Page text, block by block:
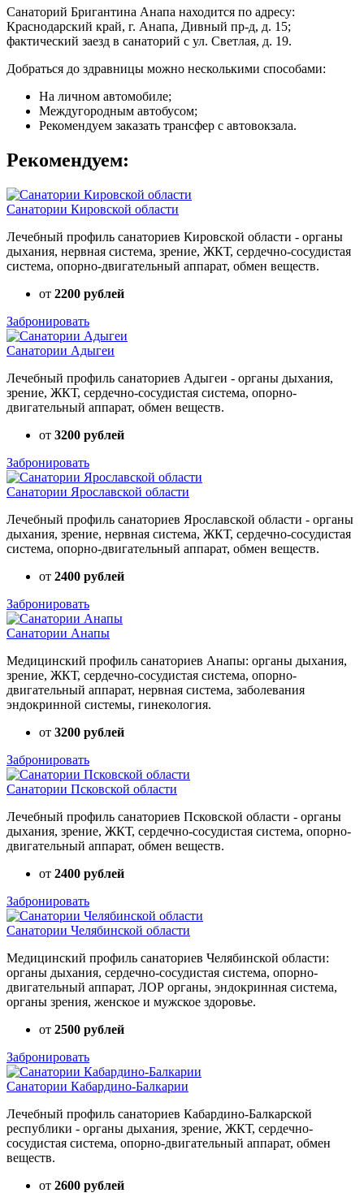
Санаторий Бригантина Анапа находится по адресу:
Краснодарский край, г. Анапа, Дивный пр-д, д. 15;
фактический заезд в санаторий с ул. Светлая, д. 19.
Добраться до здравницы можно несколькими способами:
На личном автомобиле;
Междугородным автобусом;
Рекомендуем заказать трансфер с автовокзала.
Рекомендуем:
Санатории Кировской области
Лечебный профиль санаториев Кировской области - органы
дыхания, нервная система, зрение, ЖКТ, сердечно-сосудистая
система, опорно-двигательный аппарат, обмен веществ.
от 2200 рублей
Забронировать
Санатории Адыгеи
Лечебный профиль санаториев Адыгеи - органы дыхания,
зрение, ЖКТ, сердечно-сосудистая система, опорно-
двигательный аппарат, обмен веществ.
от 3200 рублей
Забронировать
Санатории Ярославской области
Лечебный профиль санаториев Ярославской области - органы
дыхания, зрение, нервная система, ЖКТ, сердечно-сосудистая
система, опорно-двигательный аппарат, обмен веществ.
от 2400 рублей
Забронировать
Санатории Анапы
Медицинский профиль санаториев Анапы: органы дыхания,
зрение, ЖКТ, сердечно-сосудистая система, опорно-
двигательный аппарат, нервная система, заболевания
эндокринной системы, гинекология.
от 3200 рублей
Забронировать
Санатории Псковской области
Лечебный профиль санаториев Псковской области - органы
дыхания, зрение, ЖКТ, сердечно-сосудистая система, опорно-
двигательный аппарат, обмен веществ.
от 2400 рублей
Забронировать
Санатории Челябинской области
Медицинский профиль санаториев Челябинской области:
органы дыхания, сердечно-сосудистая система, опорно-
двигательный аппарат, ЛОР органы, эндокринная система,
органы зрения, женское и мужское здоровье.
от 2500 рублей
Забронировать
Санатории Кабардино-Балкарии
Лечебный профиль санаториев Кабардино-Балкарской
республики - органы дыхания, зрение, ЖКТ, сердечно-
сосудистая система, опорно-двигательный аппарат, обмен
веществ.
от 2600 рублей